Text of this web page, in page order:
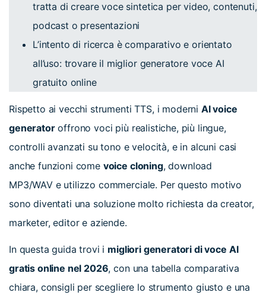
tratta di creare voce sintetica per video, contenuti,
podcast o presentazioni
L’intento di ricerca è comparativo e orientato
all’uso: trovare il miglior generatore voce AI
gratuito online
Rispetto ai vecchi strumenti TTS, i moderni AI voice
generatoroffrono voci più realistiche, più lingue,
controlli avanzati su tono e velocità, e in alcuni casi
anche funzioni come voice cloning, download
MP3/WAV e utilizzo commerciale. Per questo motivo
sono diventati una soluzione molto richiesta da creator,
marketer, editor e aziende.
In questa guida trovi i migliori generatori di voce AI
gratis online nel 2026, con una tabella comparativa
chiara, consigli per scegliere lo strumento giusto e una